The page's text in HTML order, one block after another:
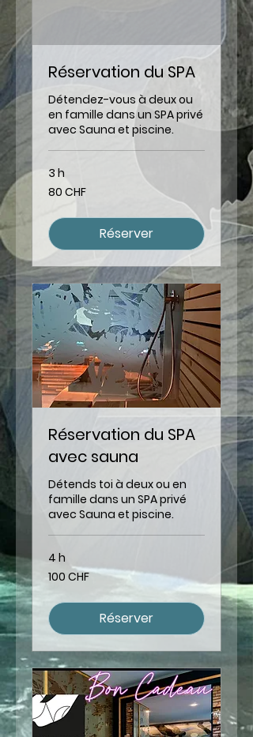
Réservation du SPA
Détendez-vous à deux ou
en famille dans un SPA privé
avec Sauna et piscine.
3 h
80
francs
80 CHF
Réserver
Réservation du SPA
avec sauna
Détends toi à deux ou en
famille dans un SPA privé
avec Sauna et piscine.
4 h
100
francs
100 CHF
Réserver